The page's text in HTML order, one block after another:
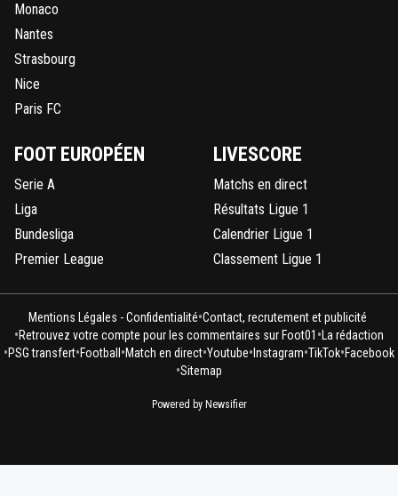
Monaco
Nantes
Strasbourg
Nice
Paris FC
FOOT EUROPÉEN
Serie A
Liga
Bundesliga
Premier League
LIVESCORE
Matchs en direct
Résultats Ligue 1
Calendrier Ligue 1
Classement Ligue 1
Mentions Légales - Confidentialité•Contact, recrutement et publicité
•Retrouvez votre compte pour les commentaires sur Foot01 • La rédaction
•PSG transfert•Football •Match en direct•Youtube• Instagram•TikTok•Facebook
•Sitemap
Powered by Newsifier